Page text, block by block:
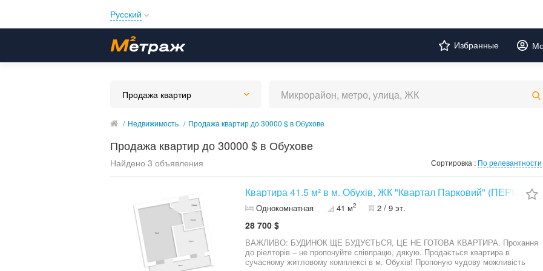
Русский
Українська
Избранные
Продажа квартир
/ Недвижимость / Продажа квартир до 30000 $ в Обухове
Продажа квартир до 30000 $ в Обухове
Найдено 3 объявления Сортировка : По релевантности
Квартира 41.5 м² в м. Обухів, ЖК "Квартал Парковий"
Однокомнатная 41 м2 2 / 9 эт.
28 700 $
ВАЖЛИВО: БУДИНОК ЩЕ БУДУЄТЬСЯ, ЦЕ НЕ ГОТОВА КВАРТИРА. Прохання
до ріелторів – не пропонуйте співпрацю, дякую. Продається квартира в
сучасному житловому комплексі в м. Обухів! Пропоную чудову можливість